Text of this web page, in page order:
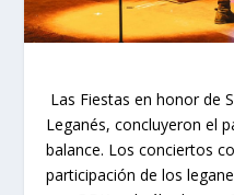
Las Fiestas en honor de
Leganés, concluyeron el
balance. Los conciertos
participación de los